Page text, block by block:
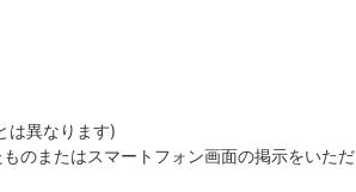
は異なります)
のまたはスマートフォン画面の掲示をいただ